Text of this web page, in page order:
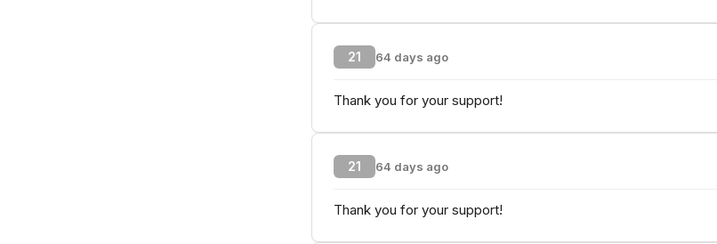
21 64 days ago
Thank you for your support!
21 64 days ago
Thank you for your support!